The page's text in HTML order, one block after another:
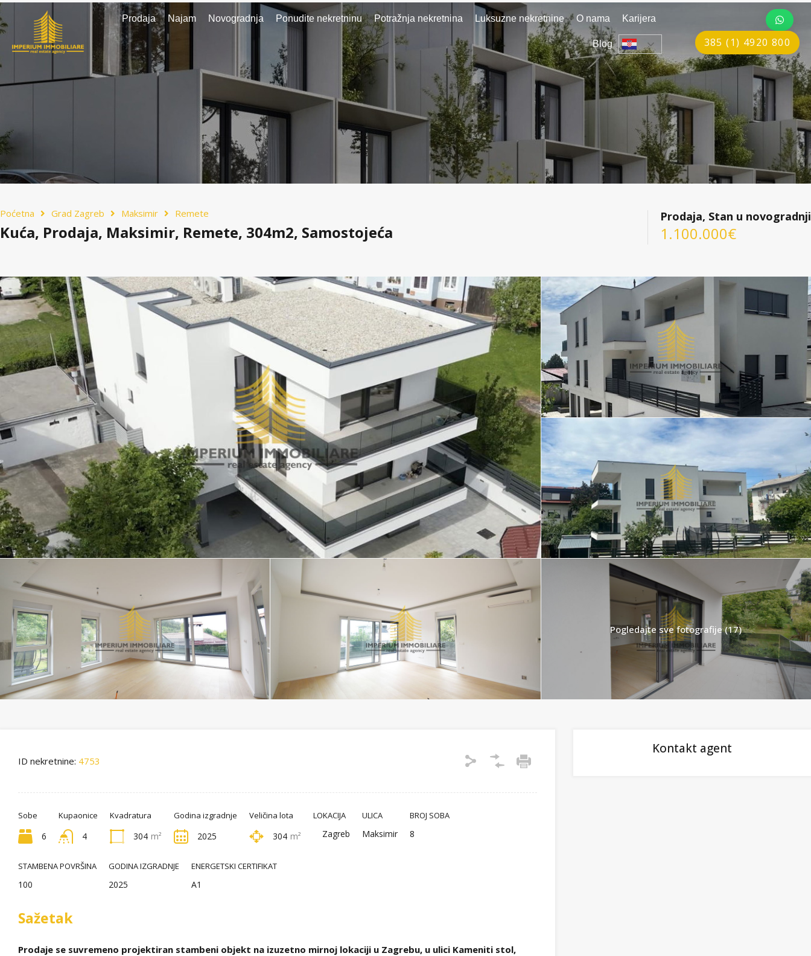
Prodaja Najam Novogradnja Ponudite nekretninu Potražnja nekretnina Luksuzne nekretnine O nama Karijera
Blog 385 (1) 4920 800
Poćetna Grad Zagreb Maksimir Remete
Kuća, Prodaja, Maksimir, Remete, 304m2, Samostojeća
Prodaja, Stan u novogradnji
1.100.000€
Pogledajte sve fotografije (17)
ID nekretnine: 4753
Sobe
6
Kupaonice
4
Kvadratura
304 m²
Godina izgradnje
2025
Veličina lota
304 m²
LOKACIJA
Zagreb
ULICA
Maksimir
BROJ SOBA
8
STAMBENA POVRŠINA
100
GODINA IZGRADNJE
2025
ENERGETSKI CERTIFIKAT
A1
Sažetak
Prodaje se suvremeno projektiran stambeni objekt na izuzetno mirnoj lokaciji u Zagrebu, u ulici Kameniti stol,
Kontakt agent